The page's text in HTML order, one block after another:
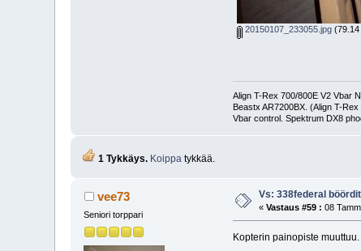
20150107_233055.jpg
Align T-Rex 700/800E V2 Vbar
Beastx AR7200BX. (Align T-
Vbar control. Spektrum DX8
1 Tykkäys. Koippa tykkää.
vee73
Seniori torppari
Vs: 338federal
«Vastaus #59 : 08
Kopterin painopiste